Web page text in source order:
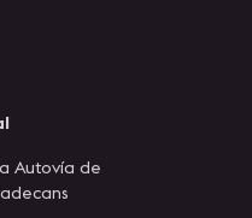
Autovía de